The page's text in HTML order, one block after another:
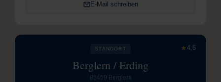
E-Mail schreiben
★4,6
STANDORT
Berglern / Erding
85459 Berglern